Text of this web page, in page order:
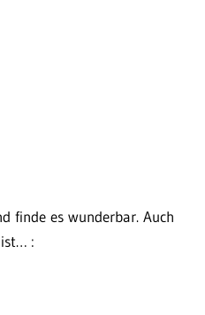
finde es wunderbar. Auch
: